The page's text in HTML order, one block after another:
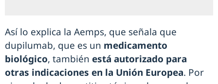
Así lo explica la Aemps, que señala que
dupilumab, que es un medicamento
biológico, también está autorizado para
otras indicaciones en la Unión Europea. Por